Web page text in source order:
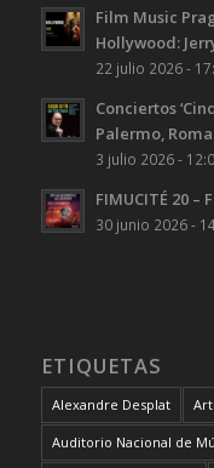
Film Music
Hollywood:
22 julio 2026 -
Conciertos
Palermo,
3 julio 2026 -
FIMUCITÉ 20
30 junio 2026 -
ETIQUETAS
Alexandre Desplat
Auditorio Nacional de